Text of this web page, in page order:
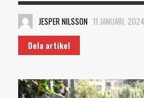
JESPER NILSSON 11 JANUARI, 2024
Dela artikel